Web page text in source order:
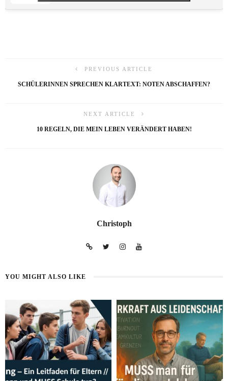
PREVIOUS ARTICLE
SCHÜLERINNEN SPRECHEN KLARTEXT: NOTEN ABSCHAFFEN?
NEXT ARTICLE
10 REGELN, DIE MEIN LEBEN VERÄNDERT HABEN!
Christoph
YOU MIGHT ALSO LIKE